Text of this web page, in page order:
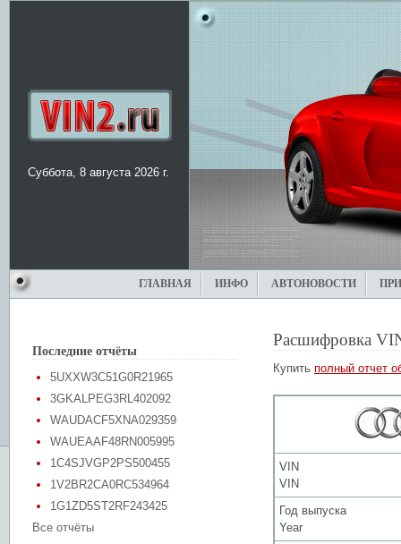
Суббота, 8 августа 2026 г.
ГЛАВНАЯ ИНФО АВТОНОВОСТИ
Последние отчёты
5UXXW3C51G0R21965
3GKALPEG3RL402092
WAUDACF5XNA029359
WAUEAAF48RN005995
1C4SJVGP2PS500455
1V2BR2CA0RC534964
1G1ZD5ST2RF243425
Все отчёты
Расшифровка
Купить полный отчет
VIN
VIN
Год выпуска
Year